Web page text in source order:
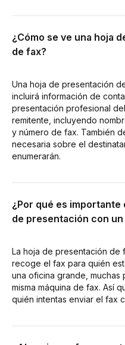
¿Cómo se ve una hoja
de fax?
Una hoja de presentación
incluirá información de
presentación profesional
remitente, incluyendo
y número de fax. También
necesaria sobre el
enumerarán.
¿Por qué es importante
de presentación con un
La hoja de presentación de
recoge el fax para quién
una oficina grande, muchas
misma máquina de fax. Así
quién intentas enviar el fax